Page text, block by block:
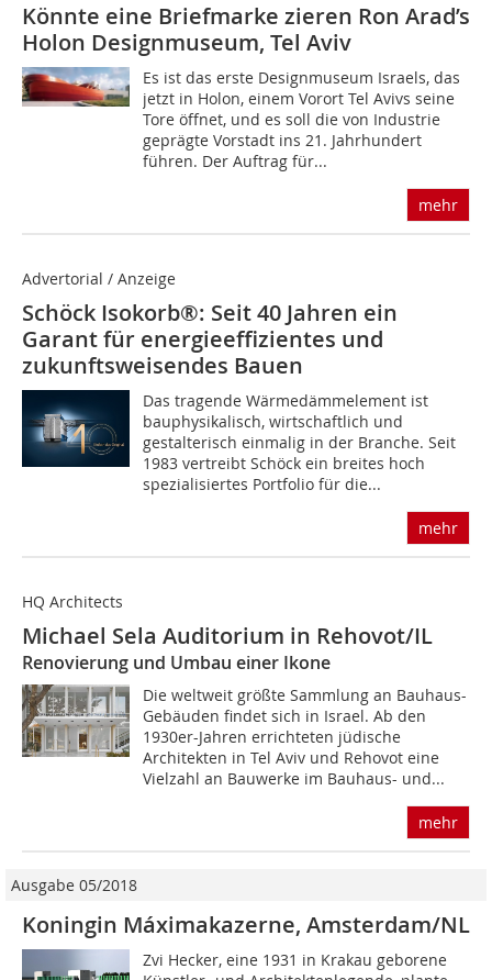
Könnte eine Briefmarke zieren Ron Arad’s
Holon Designmuseum, Tel Aviv
Es ist das erste Designmuseum Israels, das
jetzt in Holon, einem Vorort Tel Avivs seine
Tore öffnet, und es soll die von Industrie
geprägte Vorstadt ins 21. Jahrhundert
führen. Der Auftrag für...
mehr
Advertorial / Anzeige
Schöck Isokorb®: Seit 40 Jahren ein
Garant für energieeffizientes und
zukunftsweisendes Bauen
Das tragende Wärmedämmelement ist
bauphysikalisch, wirtschaftlich und
gestalterisch einmalig in der Branche. Seit
1983 vertreibt Schöck ein breites hoch
spezialisiertes Portfolio für die...
mehr
HQ Architects
Michael Sela Auditorium in Rehovot/IL
Renovierung und Umbau einer Ikone
Die weltweit größte Sammlung an Bauhaus-
Gebäuden findet sich in Israel. Ab den
1930er-Jahren errichteten jüdische
Architekten in Tel Aviv und Rehovot eine
Vielzahl an Bauwerke im Bauhaus- und...
mehr
Ausgabe 05/2018
Koningin Máximakazerne, Amsterdam/NL
Zvi Hecker, eine 1931 in Krakau geborene